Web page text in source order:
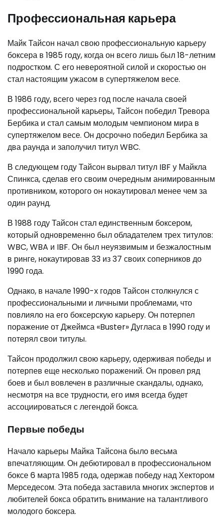
Профессиональная карьера
Майк Тайсон начал свою профессиональную карьеру
боксера в 1985 году, когда он всего лишь был 18-летним
подростком. С его невероятной силой и скоростью он
стал настоящим ужасом в супертяжелом весе.
В 1986 году, всего через год после начала своей
профессиональной карьеры, Тайсон победил Тревора
Бербика и стал самым молодым чемпионом мира в
супертяжелом весе. Он досрочно победил Бербика за
два раунда и заполучил титул WBC.
В следующем году Тайсон вырвал титул IBF у Майкла
Спинкса, сделав его своим очередным анимированным
противником, которого он нокаутировал менее чем за
один раунд.
В 1988 году Тайсон стал единственным боксером,
который одновременно был обладателем трех титулов:
WBC, WBA и IBF. Он был неуязвимым и безжалостным
в ринге, нокаутировав 33 из 37 своих соперников до
1990 года.
Однако, в начале 1990-х годов Тайсон столкнулся с
профессиональными и личными проблемами, что
повлияло на его боксерскую карьеру. Он потерпел
поражение от Джеймса «Buster» Дугласа в 1990 году и
потерял свои титулы.
Тайсон продолжил свою карьеру, одерживая победы и
потерпев еще несколько поражений. Он провел ряд
боев и был вовлечен в различные скандалы, однако,
несмотря на все трудности, его имя всегда будет
ассоциироваться с легендой бокса.
Первые победы
Начало карьеры Майка Тайсона было весьма
впечатляющим. Он дебютировал в профессиональном
боксе 6 марта 1985 года, одержав победу над Хектором
Мерседесом. Эта победа заставила многих экспертов и
любителей бокса обратить внимание на талантливого
молодого боксера.